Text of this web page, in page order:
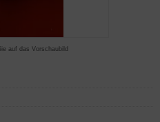
auf das Vorschaubild